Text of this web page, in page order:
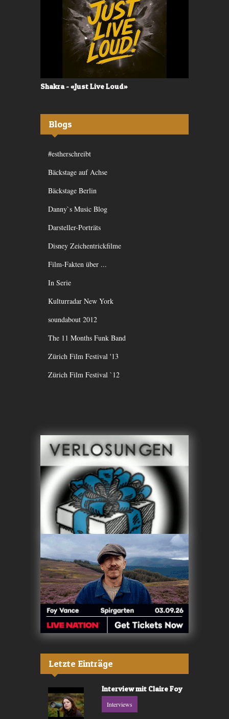
Shakra - «Just Live Loud»
Blogs
#estherschreibt
Bäckstage auf Achse
Bäckstage Berlin
Danny`s Music Blog
Darsteller-Porträts
Disney Zeichentrickfilme
Film-Fakten über ...
In Serie
Kulturradar New York
soundabout 2012
The 11 Months Funk Band
Zürich Film Festival '13
Zürich Film Festival `12
Letzte Einträge
Interview mit Claire Foy
Interviews